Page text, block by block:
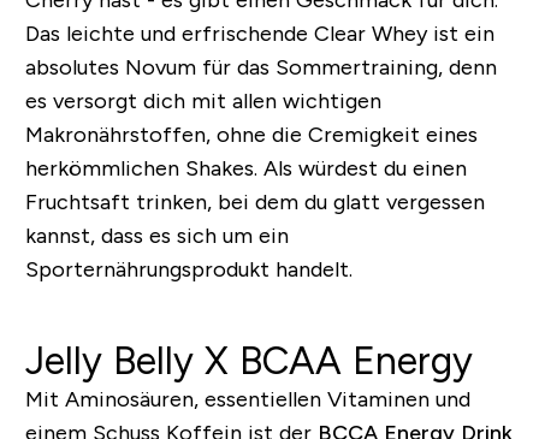
Das leichte und erfrischende Clear Whey ist ein
absolutes Novum für das Sommertraining, denn
es versorgt dich mit allen wichtigen
Makronährstoffen, ohne die Cremigkeit eines
herkömmlichen Shakes. Als würdest du einen
Fruchtsaft trinken, bei dem du glatt vergessen
kannst, dass es sich um ein
Sporternährungsprodukt handelt.
Jelly Belly X BCAA Energy
Mit Aminosäuren, essentiellen Vitaminen und
einem Schuss Koffein ist der BCCA Energy Drink